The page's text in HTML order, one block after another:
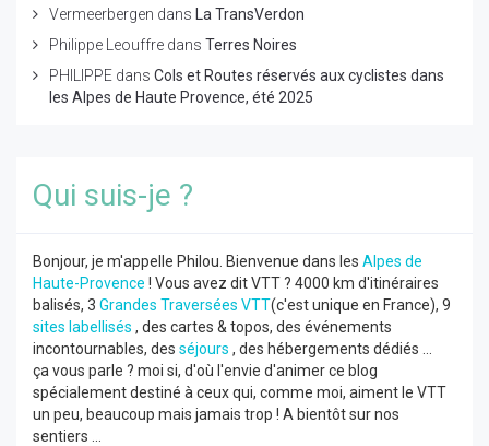
Vermeerbergen dans La TransVerdon
Philippe Leouffre dans Terres Noires
PHILIPPE dans Cols et Routes réservés aux cyclistes dans
les Alpes de Haute Provence, été 2025
Qui suis-je ?
Bonjour, je m'appelle Philou. Bienvenue dans les Alpes de
Haute-Provence ! Vous avez dit VTT ? 4000 km d'itinéraires
balisés, 3 Grandes Traversées VTT(c'est unique en France), 9
sites labellisés , des cartes & topos, des événements
incontournables, des séjours , des hébergements dédiés ...
ça vous parle ? moi si, d'où l'envie d'animer ce blog
spécialement destiné à ceux qui, comme moi, aiment le VTT
un peu, beaucoup mais jamais trop ! A bientôt sur nos
sentiers ...